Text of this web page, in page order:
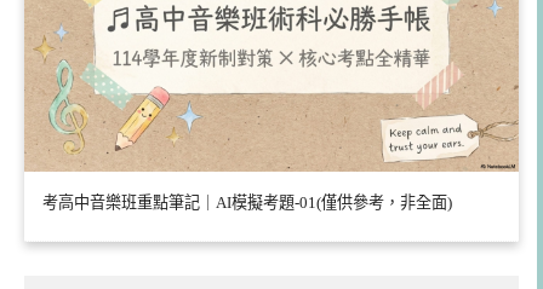
考高中音樂班重點筆記｜AI模擬考題-01(僅供參考，非全面)